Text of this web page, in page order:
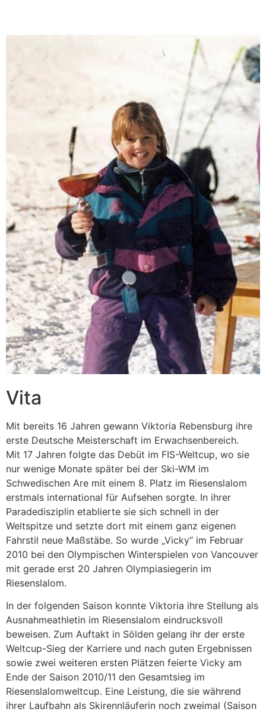
Vita
Mit bereits 16 Jahren gewann Viktoria Rebensburg ihre
erste Deutsche Meisterschaft im Erwachsenbereich.
Mit 17 Jahren folgte das Debüt im FIS-Weltcup, wo sie
nur wenige Monate später bei der Ski-WM im
Schwedischen Are mit einem 8. Platz im Riesenslalom
erstmals international für Aufsehen sorgte. In ihrer
Paradedisziplin etablierte sie sich schnell in der
Weltspitze und setzte dort mit einem ganz eigenen
Fahrstil neue Maßstäbe. So wurde „Vicky“ im Februar
2010 bei den Olympischen Winterspielen von Vancouver
mit gerade erst 20 Jahren Olympiasiegerin im
Riesenslalom.
In der folgenden Saison konnte Viktoria ihre Stellung als
Ausnahmeathletin im Riesenslalom eindrucksvoll
beweisen. Zum Auftakt in Sölden gelang ihr der erste
Weltcup-Sieg der Karriere und nach guten Ergebnissen
sowie zwei weiteren ersten Plätzen feierte Vicky am
Ende der Saison 2010/11 den Gesamtsieg im
Riesenslalomweltcup. Eine Leistung, die sie während
ihrer Laufbahn als Skirennläuferin noch zweimal (Saison